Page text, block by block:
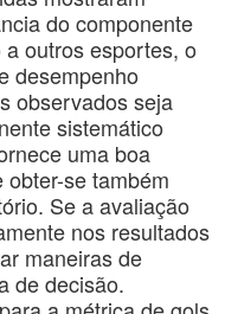
do componente
outros esportes, o
desempenho
observados seja
sistemático
uma boa
se também
Se a avaliação
nos resultados
maneiras de
de decisão.